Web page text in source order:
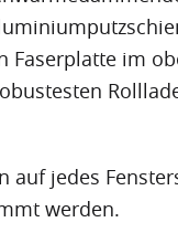
Faserplatte im
auf jedes
werden.